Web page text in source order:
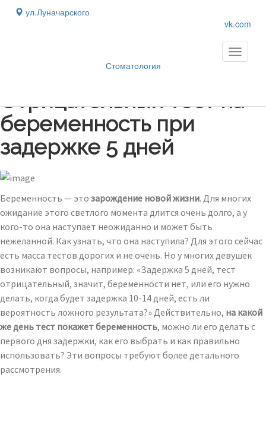
ул.Луначарского
vk.com
Стоматология
Toggle
Отрицательный тест на
беременность при
задержке 5 дней
Беременность — это зарождение новой жизни. Для многих
ожидание этого светлого момента длится очень долго, а у
кого-то она наступает неожиданно и может быть
нежеланной. Как узнать, что она наступила? Для этого сейчас
есть масса тестов дорогих и не очень. Но у многих девушек
возникают вопросы, например: «Задержка 5 дней, тест
отрицательный, значит, беременности нет, или его нужно
делать, когда будет задержка 10-14 дней, есть ли
вероятность ложного результата?» Действительно, на какой
же день тест покажет беременность, можно ли его делать с
первого дня задержки, как его выбрать и как правильно
использовать? Эти вопросы требуют более детального
рассмотрения.